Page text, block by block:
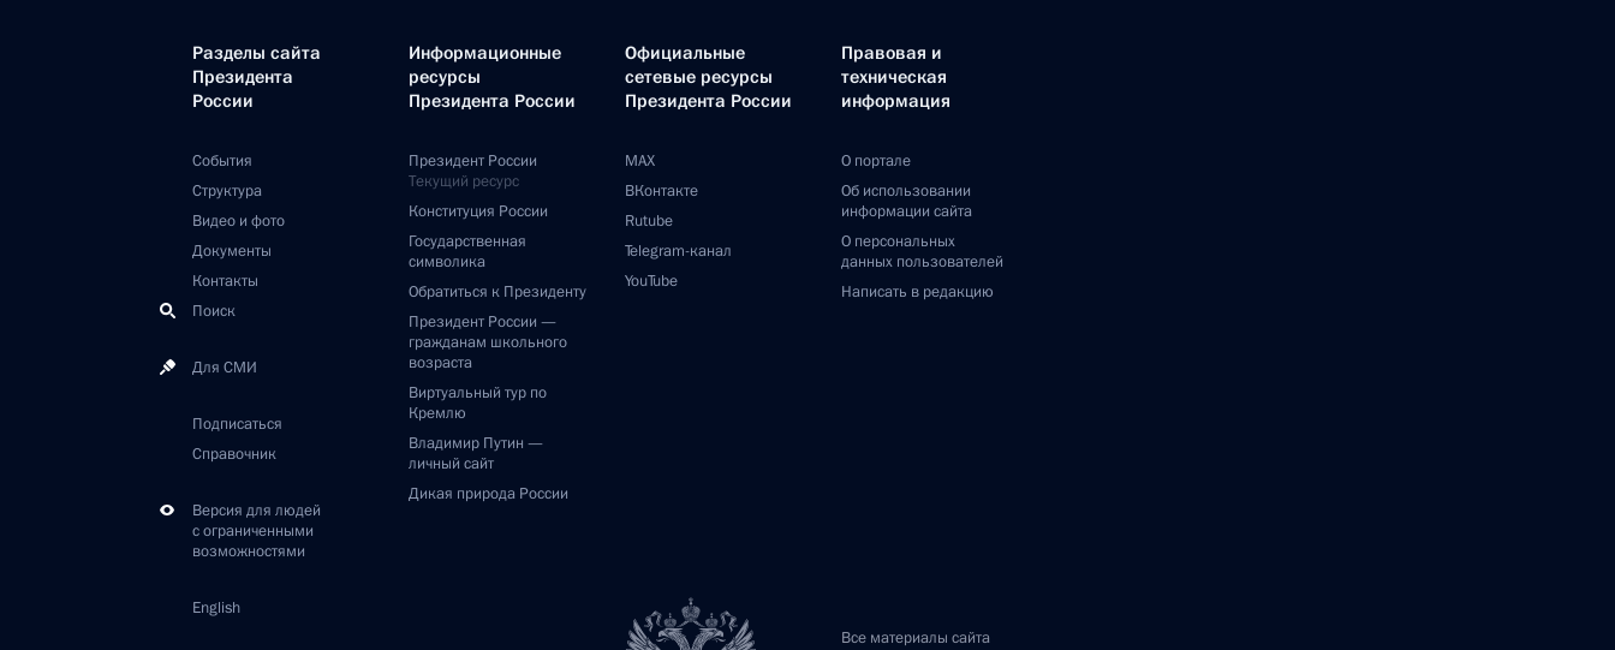
Разделы сайта
Президента
России
События
Структура
Видео и фото
Документы
Контакты
Поиск
Для СМИ
Подписаться
Справочник
Версия для людей
с ограниченными
возможностями
English
Информационные
ресурсы
Президента России
Президент России
Текущий ресурс
Конституция России
Государственная
символика
Обратиться к Президенту
Президент России —
гражданам школьного
возраста
Виртуальный тур по
Кремлю
Владимир Путин —
личный сайт
Дикая природа России
Официальные
сетевые ресурсы
Президента России
MAX
ВКонтакте
Rutube
Telegram-канал
YouTube
Правовая и
техническая
информация
О портале
Об использовании
информации сайта
О персональных
данных пользователей
Написать в редакцию
Все материалы сайта